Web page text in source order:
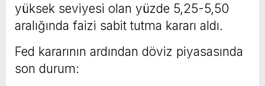
yüksek seviyesi olan yüzde 5,25-5,50
aralığında faizi sabit tutma kararı aldı.
Fed kararının ardından döviz piyasasında
son durum: